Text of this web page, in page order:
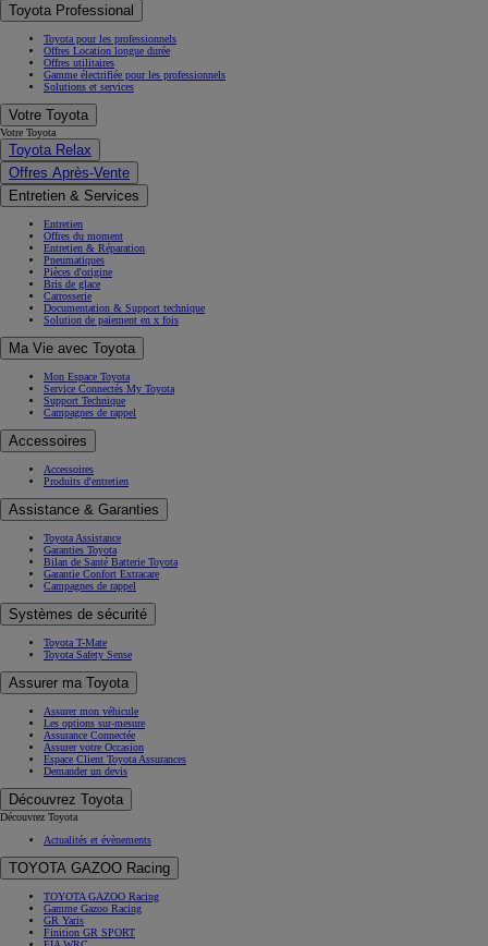
Toyota Professional
Toyota pour les professionnels
Offres Location longue durée
Offres utilitaires
Gamme électrifiée pour les professionnels
Solutions et services
Votre Toyota
Votre Toyota
Toyota Relax
Offres Après-Vente
Entretien & Services
Entretien
Offres du moment
Entretien & Réparation
Pneumatiques
Pièces d'origine
Bris de glace
Carrosserie
Documentation & Support technique
Solution de paiement en x fois
Ma Vie avec Toyota
Mon Espace Toyota
Service Connectés My Toyota
Support Technique
Campagnes de rappel
Accessoires
Accessoires
Produits d'entretien
Assistance & Garanties
Toyota Assistance
Garanties Toyota
Bilan de Santé Batterie Toyota
Garantie Confort Extracare
Campagnes de rappel
Systèmes de sécurité
Toyota T-Mate
Toyota Safety Sense
Assurer ma Toyota
Assurer mon véhicule
Les options sur-mesure
Assurance Connectée
Assurer votre Occasion
Espace Client Toyota Assurances
Demander un devis
Découvrez Toyota
Découvrez Toyota
Actualités et évènements
TOYOTA GAZOO Racing
TOYOTA GAZOO Racing
Gamme Gazoo Racing
GR Yaris
Finition GR SPORT